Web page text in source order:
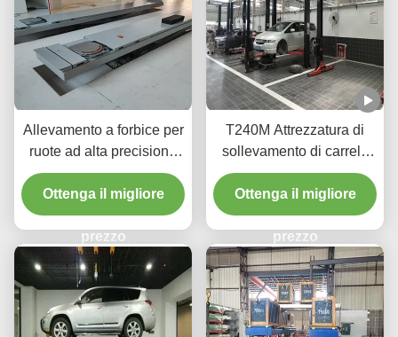
Allevamento a forbice per
ruote ad alta precisione
T400D 4000 kg Capacità
per laboratori
Ottenga il migliore
prezzo
T240M Attrezzatura di
sollevamento di carrelli
con due pali a grondaia
con tecnologia avanzata
di sollevamento
Ottenga il migliore
prezzo